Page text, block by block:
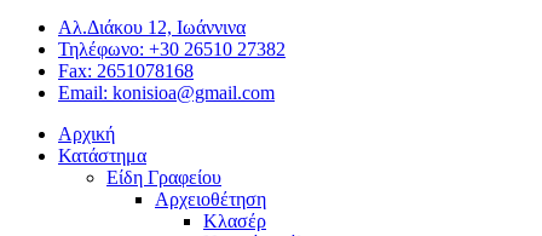
Αλ.Διάκου 12, Ιωάννινα
Τηλέφωνο: +30 26510 27382
Fax: 2651078168
Email: konisioa@gmail.com
Αρχική
Κατάστημα
Είδη Γραφείου
Αρχειοθέτηση
Κλασέρ